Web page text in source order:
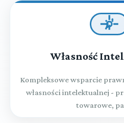
Własność
Kompleksowe wsparcie
własności intelektualnej -
towarowe,